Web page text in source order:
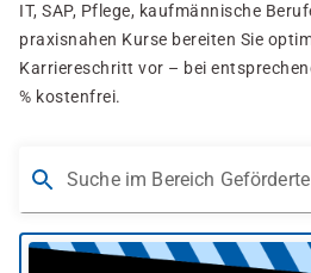
IT, SAP, Pflege, kaufmännische
praxisnahen Kurse bereiten Sie
Karriereschritt vor – bei
% kostenfrei.
Suche im Bereich